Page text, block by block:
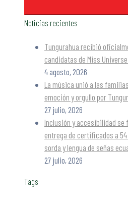
Noticias recientes
Tungurahua recibió
candidatas de Miss
4 agosto, 2026
La música unió a las
emoción y orgullo por
27 julio, 2026
Inclusión y accesibilidad se
entrega de certificados a
sorda y lengua de señas
27 julio, 2026
Tags